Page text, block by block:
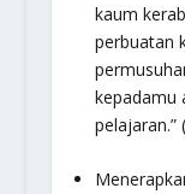
kaum
perbuatan
kepadamu
pelajaran.”